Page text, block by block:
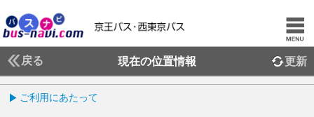
戻る 現在の位置情報 更新
ご利用にあたって